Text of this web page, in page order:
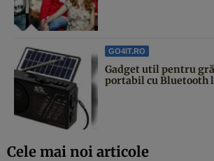
GO4IT.RO
Gadget util pentru
portabil cu Bluetooth
Cele mai noi articole